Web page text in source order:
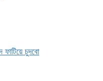
ফাটিয়ে চুদবো